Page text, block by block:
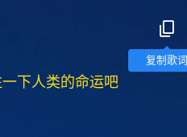
复制歌词
下人类的命运吧